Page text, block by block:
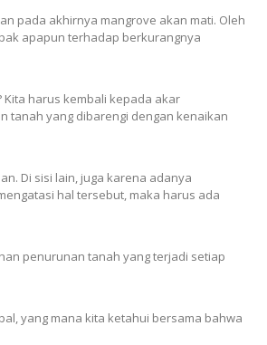
pada akhirnya mangrove akan mati. Oleh
apapun terhadap berkurangnya
harus kembali kepada akar
tanah yang dibarengi dengan kenaikan
Di sisi lain, juga karena adanya
hal tersebut, maka harus ada
penurunan tanah yang terjadi setiap
yang mana kita ketahui bersama bahwa